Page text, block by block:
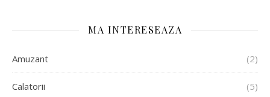
MA INTERESEAZA
Amuzant (2)
Calatorii (5)